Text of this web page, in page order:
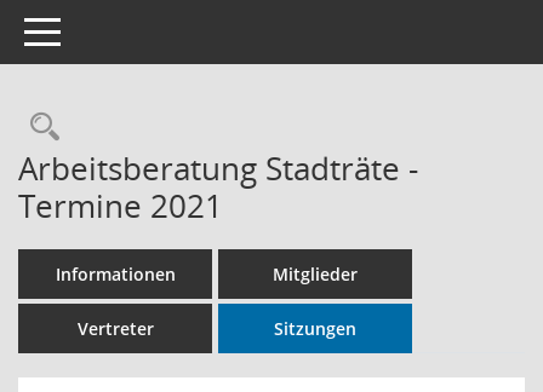
Toggle navigation
Rechercheauswahl
Arbeitsberatung Stadträte -
Termine 2021
Informationen Mitglieder
Vertreter Sitzungen